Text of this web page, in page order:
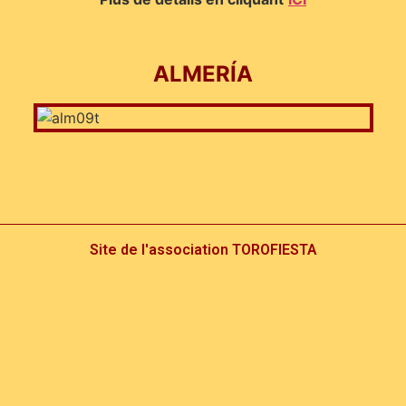
ALMERÍA
Site de l'association TOROFIESTA